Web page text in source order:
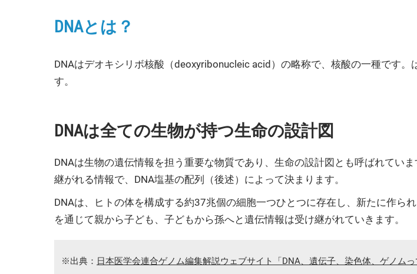
DNAとは？
DNAはデオキシリボ核酸（deoxyribonucleic acid）の略称で、核酸の一種です
す。
DNAは全ての生物が持つ生命の設計図
DNAは生物の遺伝情報を担う重要な物質であり、生命の設計図とも呼ばれてい
継がれる情報で、DNA塩基の配列（後述）によって決まります。
DNAは、ヒトの体を構成する約37兆個の細胞一つひとつに存在し、新たに作ら
を通じて親から子ども、子どもから孫へと遺伝情報は受け継がれていきます。
※出典： 日本医学会連合ゲノム編集解説ウェブサイト「DNA、遺伝子、染色体、ゲノムっ